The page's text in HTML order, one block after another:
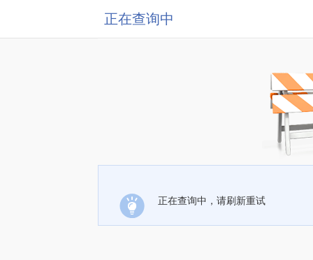
正在查询中
正在查询中，请刷新重试